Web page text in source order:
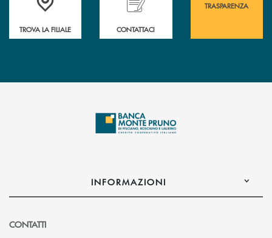
TROVA LA FILIALE CONTATTACI
TRASPARENZA
INFORMAZIONI
CONTATTI